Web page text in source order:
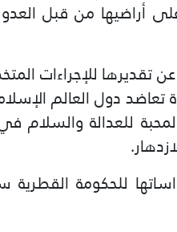
من قبل العدو
تقديرها للإجراءات
تعاضد دول العالم
للعدالة
للحكومة